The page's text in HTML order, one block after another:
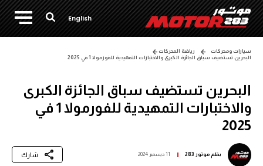
English
سيارات ومحركات
رياضة المحركات
البحرين تستضيف سباق الجائزة الكبرى والاختبارات التمهيدية للفورمولا 1 في 2025
البحرين تستضيف سباق الجائزة الكبرى
والاختبارات التمهيدية للفورمولا 1 في
2025
بقلمموتور 283 11 ديسمبر 2024 شارك